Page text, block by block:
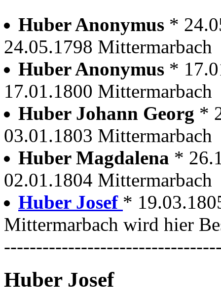
Huber Anonymus *
24.05.1798 Mittermarbach
Huber Anonymus *
17.01.1800 Mittermarbach
Huber Johann Georg *
03.01.1803 Mittermarbach
Huber Magdalena *
02.01.1804 Mittermarbach
Huber Josef *
Mittermarbach wird hier
Huber Josef